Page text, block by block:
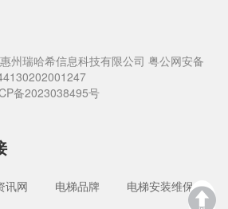
州瑞哈希信息科技有限公司 粤公网安备
备2023038495号
讯网 电梯品牌
电梯安装维保